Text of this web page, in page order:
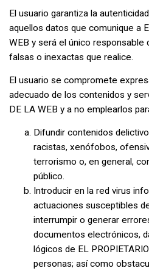
El usuario garantiza la
aquellos datos que comunique a
WEB y será el único
falsas o inexactas que realice.
El usuario se compromete
adecuado de los contenidos y
DE LA WEB y a no emplearlos
Difundir contenidos
racistas, xenófobos,
terrorismo o, en general,
público.
Introducir en la red virus
actuaciones susceptibles
interrumpir o generar
documentos electrónicos,
lógicos de EL
personas; así como